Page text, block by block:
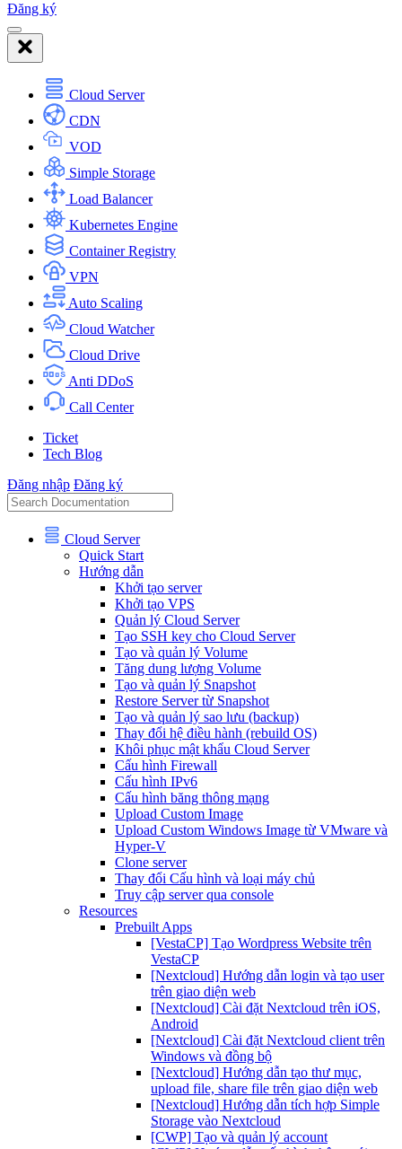
Đăng ký
Cloud Server
CDN
VOD
Simple Storage
Load Balancer
Kubernetes Engine
Container Registry
VPN
Auto Scaling
Cloud Watcher
Cloud Drive
Anti DDoS
Call Center
Ticket
Tech Blog
Đăng nhập Đăng ký
Cloud Server
Quick Start
Hướng dẫn
Khởi tạo server
Khởi tạo VPS
Quản lý Cloud Server
Tạo SSH key cho Cloud Server
Tạo và quản lý Volume
Tăng dung lượng Volume
Tạo và quản lý Snapshot
Restore Server từ Snapshot
Tạo và quản lý sao lưu (backup)
Thay đổi hệ điều hành (rebuild OS)
Khôi phục mật khẩu Cloud Server
Cấu hình Firewall
Cấu hình IPv6
Cấu hình băng thông mạng
Upload Custom Image
Upload Custom Windows Image từ VMware và
Hyper-V
Clone server
Thay đổi Cấu hình và loại máy chủ
Truy cập server qua console
Resources
Prebuilt Apps
[VestaCP] Tạo Wordpress Website trên
VestaCP
[Nextcloud] Hướng dẫn login và tạo user
trên giao diện web
[Nextcloud] Cài đặt Nextcloud trên iOS,
Android
[Nextcloud] Cài đặt Nextcloud client trên
Windows và đồng bộ
[Nextcloud] Hướng dẫn tạo thư mục,
upload file, share file trên giao diện web
[Nextcloud] Hướng dẫn tích hợp Simple
Storage vào Nextcloud
[CWP] Tạo và quản lý account